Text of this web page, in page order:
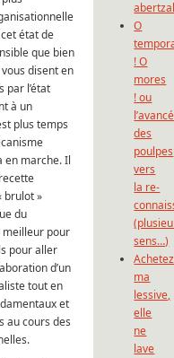
état de
que bien
disent en
par l’état
à un
plus temps
en marche. Il
brulot »
du
pour
pour aller
d’un
tout en
et
au cours des
O
! O
mores
! ou
des
poulpes
vers
la re-
sens…)
Achetez
ma
lessive,
elle
ne
lave